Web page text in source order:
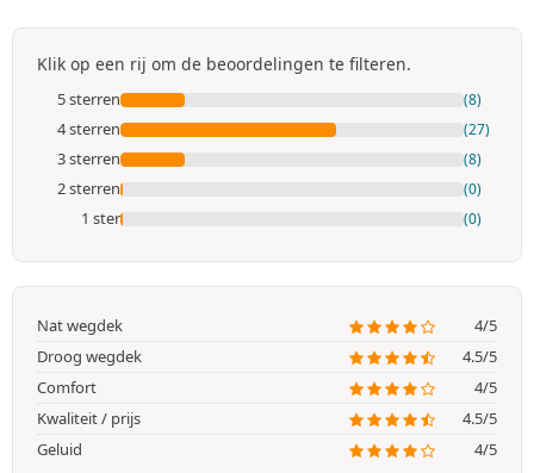
Klik op een rij om de beoordelingen te filteren.
5 sterren (8)
4 sterren (27)
3 sterren (8)
2 sterren (0)
1 ster (0)
Nat wegdek
4/5
Droog wegdek
4.5/5
Comfort
4/5
Kwaliteit / prijs
4.5/5
Geluid
4/5